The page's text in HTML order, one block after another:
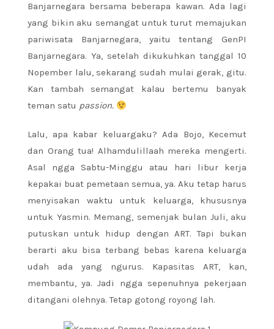
Banjarnegara bersama beberapa kawan. Ada lagi
yang bikin aku semangat untuk turut memajukan
pariwisata Banjarnegara, yaitu tentang GenPI
Banjarnegara. Ya, setelah dikukuhkan tanggal 10
Nopember lalu, sekarang sudah mulai gerak, gitu.
Kan tambah semangat kalau bertemu banyak
teman satu passion.
Lalu, apa kabar keluargaku? Ada Bojo, Kecemut
dan Orang tua! Alhamdulillaah mereka mengerti.
Asal ngga Sabtu-Minggu atau hari libur kerja
kepakai buat pemetaan semua, ya. Aku tetap harus
menyisakan waktu untuk keluarga, khususnya
untuk Yasmin. Memang, semenjak bulan Juli, aku
putuskan untuk hidup dengan ART. Tapi bukan
berarti aku bisa terbang bebas karena keluarga
udah ada yang ngurus. Kapasitas ART, kan,
membantu, ya. Jadi ngga sepenuhnya pekerjaan
ditangani olehnya. Tetap gotong royong lah.